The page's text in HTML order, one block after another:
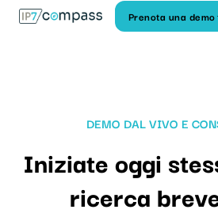
Prenota una demo
DEMO DAL VIVO E
Iniziate oggi
ricerca